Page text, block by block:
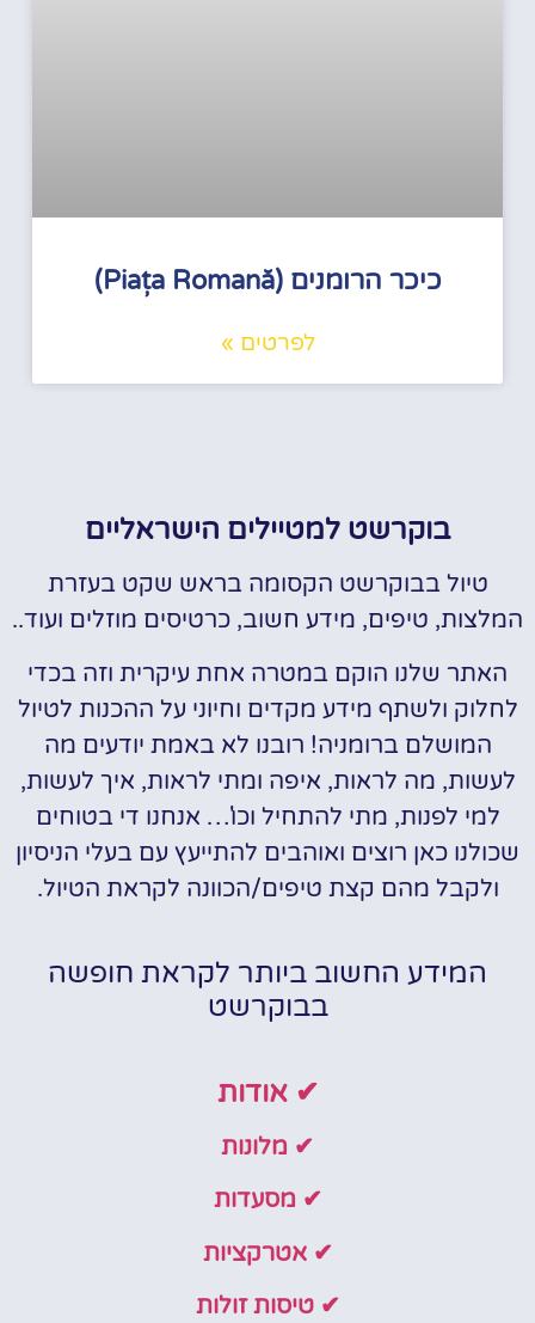
כיכר הרומנים (Piața Romană)
לפרטים »
בוקרשט למטיילים הישראליים
טיול בבוקרשט הקסומה בראש שקט בעזרת
המלצות, טיפים, מידע חשוב, כרטיסים מוזלים ועוד..
האתר שלנו הוקם במטרה אחת עיקרית וזה בכדי
לחלוק ולשתף מידע מקדים וחיוני על ההכנות לטיול
המושלם ברומניה! רובנו לא באמת יודעים מה
לעשות, מה לראות, איפה ומתי לראות, איך לעשות,
למי לפנות, מתי להתחיל וכו'… אנחנו די בטוחים
שכולנו כאן רוצים ואוהבים להתייעץ עם בעלי הניסיון
ולקבל מהם קצת טיפים/הכוונה לקראת הטיול.
המידע החשוב ביותר לקראת חופשה
בבוקרשט
✔ אודות
✔ מלונות
✔ מסעדות
✔ אטרקציות
✔ טיסות זולות